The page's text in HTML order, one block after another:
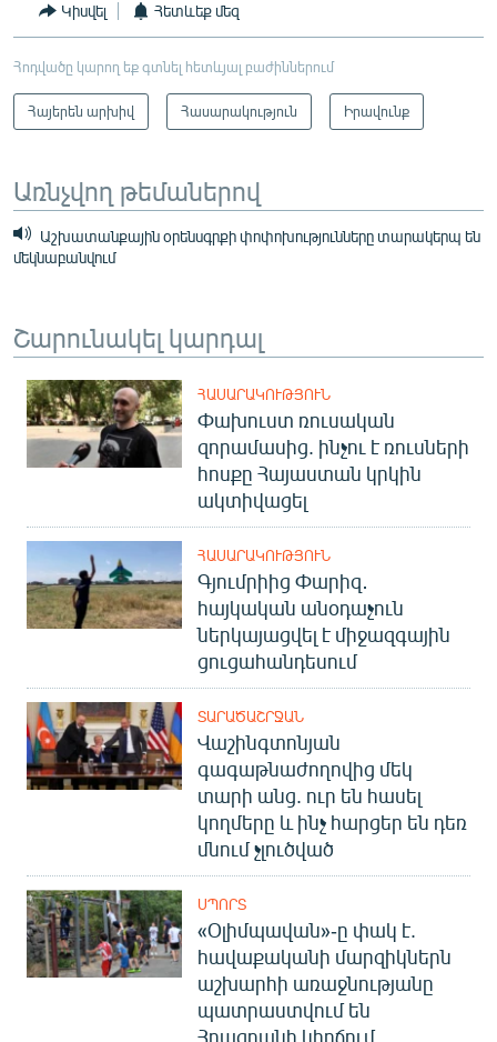
Կիսվել Հետևեք մեզ
Հոդվածը կարող եք գտնել հետևյալ բաժիններում
Հայերեն արխիվ Հասարակություն Իրավունք
Առնչվող թեմաներով
Աշխատանքային օրենսգրքի փոփոխությունները տարակերպ են
մեկնաբանվում
Շարունակել կարդալ
ՀԱՍԱՐԱԿՈՒԹՅՈՒՆ
Փախուստ ռուսական
զորամասից. ինչու է ռուսների
հոսքը Հայաստան կրկին
ակտիվացել
ՀԱՍԱՐԱԿՈՒԹՅՈՒՆ
Գյումրիից Փարիզ․
հայկական անօդաչուն
ներկայացվել է միջազգային
ցուցահանդեսում
ՏԱՐԱԾԱՇՐՋԱՆ
Վաշինգտոնյան
գագաթնաժողովից մեկ
տարի անց. ուր են հասել
կողմերը և ինչ հարցեր են դեռ
մնում չլուծված
ՍՊՈՐՏ
«Օլիմպավան»-ը փակ է.
հավաքականի մարզիկներն
աշխարհի առաջնությանը
պատրաստվում են
Հրազդանի կիրճում